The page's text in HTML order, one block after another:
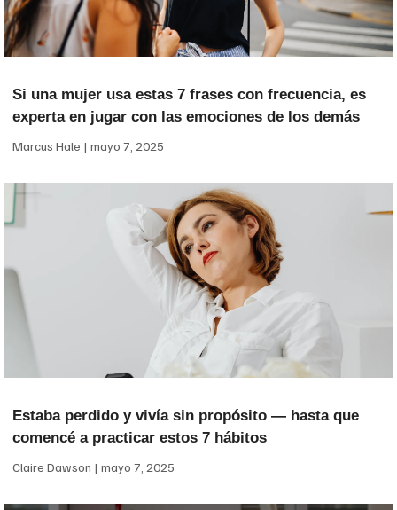
Si una mujer usa estas 7 frases con frecuencia, es
experta en jugar con las emociones de los demás
Marcus Hale mayo 7, 2025
Estaba perdido y vivía sin propósito — hasta que
comencé a practicar estos 7 hábitos
Claire Dawson mayo 7, 2025